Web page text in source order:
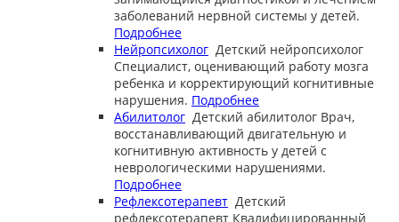
заболеваний нервной системы у детей.
Подробнее
Нейропсихолог Детский нейропсихолог
Специалист, оценивающий работу мозга
ребенка и корректирующий когнитивные
нарушения. Подробнее
Абилитолог Детский абилитолог Врач,
восстанавливающий двигательную и
когнитивную активность у детей с
неврологическими нарушениями.
Подробнее
Рефлексотерапевт Детский
рефлексотерапевт Квалифицированный